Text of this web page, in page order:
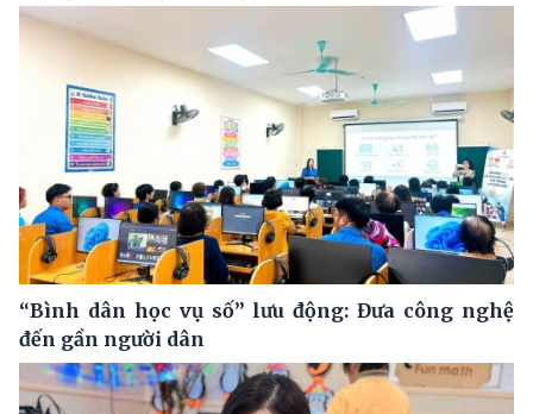
“Bình dân học vụ số” lưu động: Đưa công nghệ
đến gần người dân